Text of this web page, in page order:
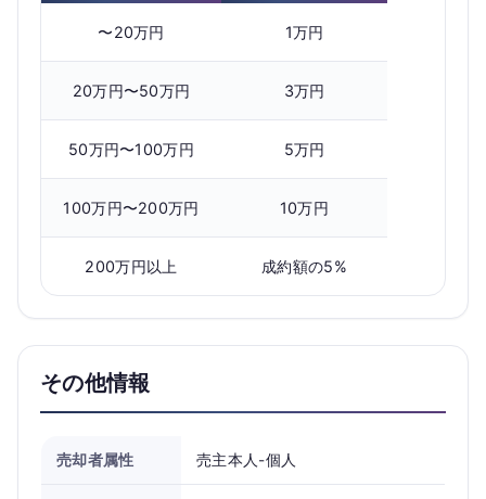
〜20万円 1万円
20万円〜50万円 3万円
50万円〜100万円 5万円
100万円〜200万円 10万円
200万円以上 成約額の5%
その他情報
売却者属性 売主本人-個人